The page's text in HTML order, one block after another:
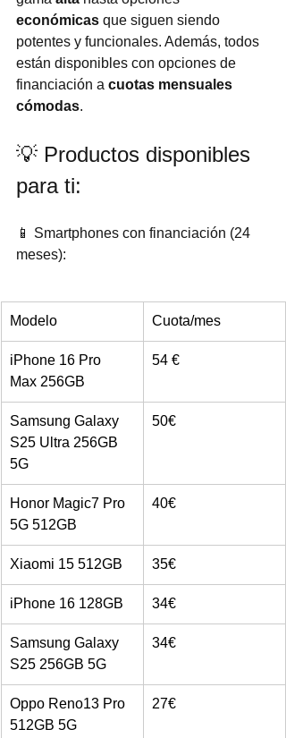
económicas que siguen siendo
potentes y funcionales. Además, todos
están disponibles con opciones de
financiación a cuotas mensuales
cómodas.
💡 Productos disponibles
para ti:
📱 Smartphones con financiación (24
meses):
Modelo Cuota/mes
iPhone 16 Pro
Max 256GB
54 €
Samsung Galaxy
S25 Ultra 256GB
5G
50€
Honor Magic7 Pro
5G 512GB
40€
Xiaomi 15 512GB 35€
iPhone 16 128GB 34€
Samsung Galaxy
S25 256GB 5G
34€
Oppo Reno13 Pro
512GB 5G
27€